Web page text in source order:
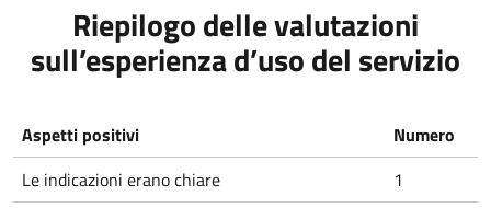
Riepilogo delle valutazioni
sull’esperienza d’uso del servizio
Aspetti positivi
Numero
Le indicazioni erano chiare
1